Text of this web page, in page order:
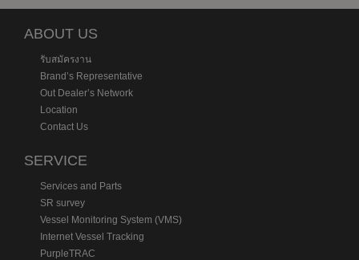
ABOUT US
รับสมัครงาน
Brand’s Representative
Out Dealer’s Network
Location
Contact Us
SERVICE
Services and Parts
SR survey
Vessel Monitoring System (VMS)
Internet Vessel Tracking
PurpleTRAC